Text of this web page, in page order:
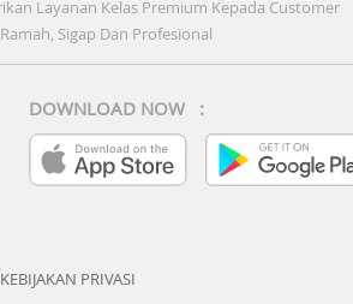
Layanan Kelas Premium Kepada Customer
Sigap Dan Profesional
DOWNLOAD NOW :
KEBIJAKAN PRIVASI